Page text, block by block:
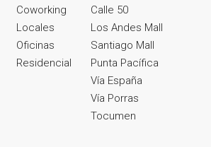
Coworking
Locales
Oficinas
Residencial
Calle 50
Los Andes Mall
Santiago Mall
Punta Pacífica
Vía España
Vía Porras
Tocumen